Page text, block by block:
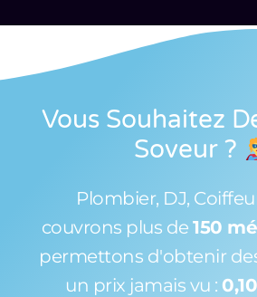
Vous Souhaitez
Soveur ?
Plombier, DJ,
couvrons plus de 150
permettons d'obtenir
un prix jamais vu :